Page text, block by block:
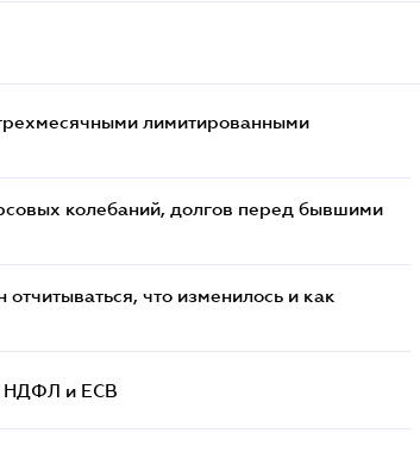
лимитированными
колебаний, долгов перед бывшими
что изменилось и как
НДФЛ и ЕСВ